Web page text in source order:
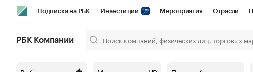
Подписка на РБК Инвестиции Мероприятия Отрасли
РБК Компании